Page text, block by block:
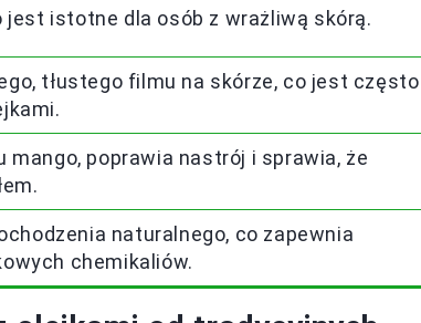
jest istotne dla osób z wrażliwą skórą.
tłustego filmu na skórze, co jest często
mango, poprawia nastrój i sprawia, że
naturalnego, co zapewnia
chemikaliów.